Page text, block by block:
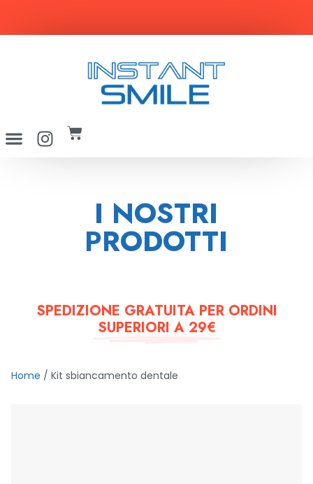
I NOSTRI
PRODOTTI
SPEDIZIONE GRATUITA PER ORDINI
SUPERIORI A 29€
Home / Kit sbiancamento dentale